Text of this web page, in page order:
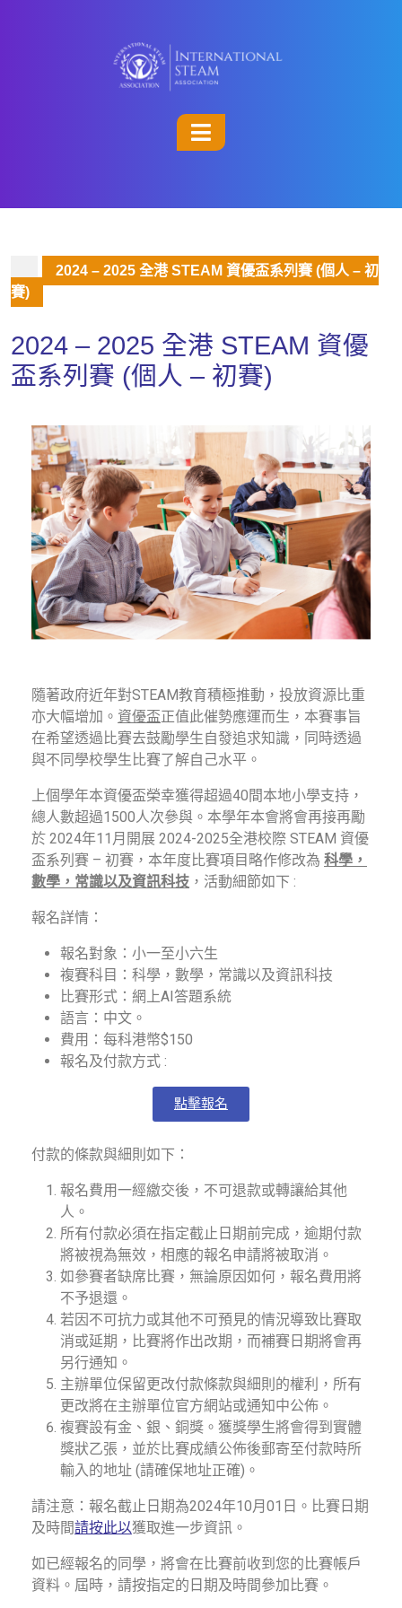
2024 – 2025 全港 STEAM 資優盃系列賽 (個人 – 初
賽)
2024 – 2025 全港 STEAM 資優
盃系列賽 (個人 – 初賽)
隨著政府近年對STEAM教育積極推動，投放資源比重
亦大幅增加。 資優盃正值此催勢應運而生，本賽事旨
在希望透過比賽去鼓勵學生自發追求知識，同時透過
與不同學校學生比賽了解自己水平。
上個學年本資優盃榮幸獲得超過40間本地小學支持，
總人數超過1500人次參與。本學年本會將會再接再勵
於 2024年11月開展 2024-2025全港校際 STEAM 資優
盃系列賽 – 初賽，本年度比賽項目略作修改為 科學，
數學，常識以及資訊科技 ，活動細節如下 :
報名詳情：
報名對象：小一至小六生
複賽科目：科學，數學，常識以及資訊科技
比賽形式：網上AI答題系統
語言：中文。
費用：每科港幣$150
報名及付款方式 :
點擊報名
付款的條款與細則如下：
報名費用一經繳交後，不可退款或轉讓給其他
人。
所有付款必須在指定截止日期前完成，逾期付款
將被視為無效，相應的報名申請將被取消。
如參賽者缺席比賽，無論原因如何，報名費用將
不予退還。
若因不可抗力或其他不可預見的情況導致比賽取
消或延期，比賽將作出改期，而補賽日期將會再
另行通知。
主辦單位保留更改付款條款與細則的權利，所有
更改將在主辦單位官方網站或通知中公佈。
複賽設有金、銀、銅獎。獲獎學生將會得到實體
獎狀乙張，並於比賽成績公佈後郵寄至付款時所
輸入的地址 (請確保地址正確)。
請注意：報名截止日期為2024年10月01日。比賽日期
及時間請按此以獲取進一步資訊。
如已經報名的同學，將會在比賽前收到您的比賽帳戶
資料。屆時，請按指定的日期及時間參加比賽。